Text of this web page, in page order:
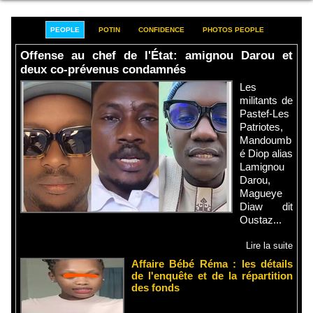
PEOPLE POTIN CONFIDENCE PHOTOS PEOPLE
Offense au chef de l'État: amignou Darou et
deux co-prévenus condamnés
Les
militants de
Pastef-Les
Patriotes,
Mandoumb
é Diop alias
Lamignou
Darou,
Magueye
Diaw dit
Oustaz...
Lire la suite
Affaire Bébé Réma : les détails
de l'enquête et de la répartition
des fonds